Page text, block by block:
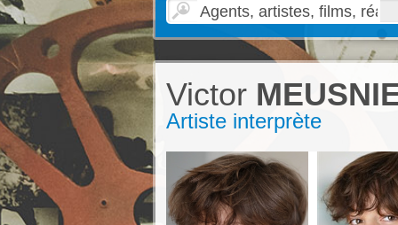
Victor
Artiste interprète